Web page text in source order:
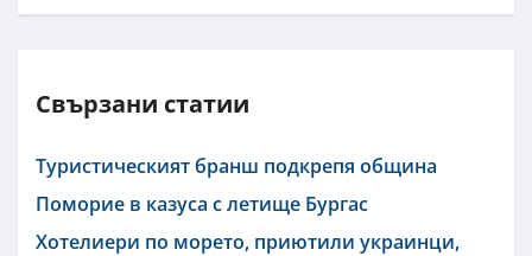
Свързани статии
Туристическият бранш подкрепя община
Поморие в казуса с летище Бургас
Хотелиери по морето, приютили украинци,